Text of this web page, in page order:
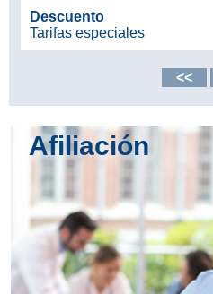
Descuento
Tarifas especiales
<<
Afiliación